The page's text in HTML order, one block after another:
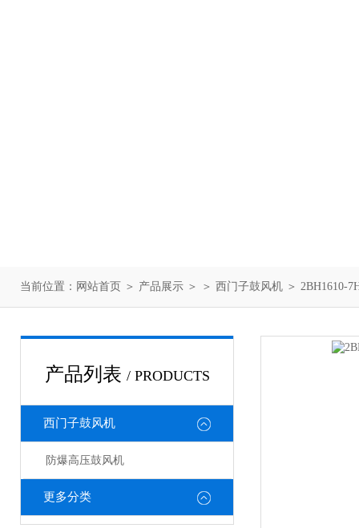
当前位置： 网站首页 ＞ 产品展示 ＞ ＞ 西门子鼓风机 ＞ 2BH1610-
产品列表 / PRODUCTS
西门子鼓风机
防爆高压鼓风机
更多分类